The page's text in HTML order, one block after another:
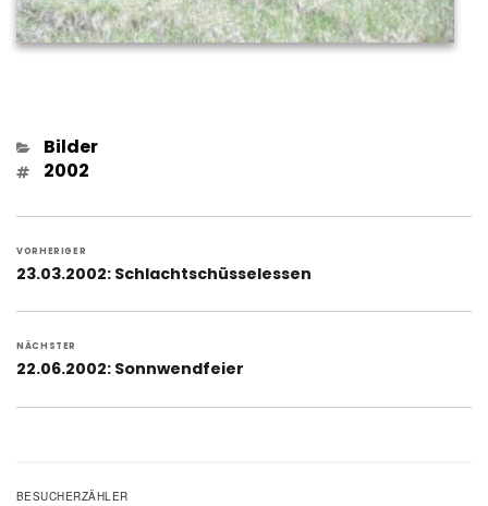
Kategorien
Bilder
Schlagwörter
2002
VORHERIGER
Vorheriger
23.03.2002: Schlachtschüsselessen
NÄCHSTER
Nächster
22.06.2002: Sonnwendfeier
BESUCHERZÄHLER